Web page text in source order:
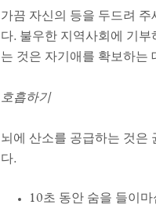
가끔 자신의 등을 두드려
다. 불우한 지역사회에 기
는 것은 자기애를 확보하는
호흡하기
뇌에 산소를 공급하는 것은
다.
10초 동안 숨을 들이마